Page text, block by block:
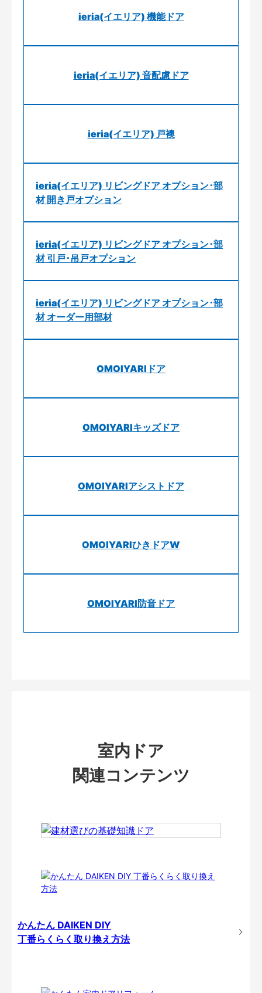
ieria(イエリア) 機能ドア
ieria(イエリア) 音配慮ドア
ieria(イエリア) 戸襖
ieria(イエリア) リビングドア オプション･部
材 開き戸オプション
ieria(イエリア) リビングドア オプション･部
材 引戸･吊戸オプション
ieria(イエリア) リビングドア オプション･部
材 オーダー用部材
OMOIYARIドア
OMOIYARIキッズドア
OMOIYARIアシストドア
OMOIYARIひきドアW
OMOIYARI防音ドア
室内ドア
関連コンテンツ
かんたん DAIKEN DIY
丁番らくらく取り換え方法